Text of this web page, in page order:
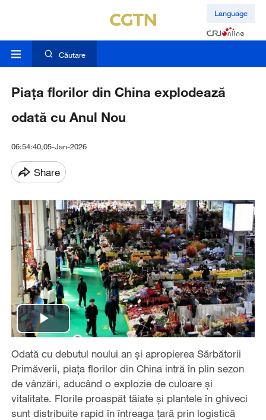
Language
Căutare
Piața florilor din China explodează
odată cu Anul Nou
06:54:40,05-Jan-2026
Share
Play
Video
Odată cu debutul noului an și apropierea Sărbătorii
Primăverii, piața florilor din China intră în plin sezon
de vânzări, aducând o explozie de culoare și
vitalitate. Florile proaspăt tăiate și plantele în ghiveci
sunt distribuite rapid în întreaga țară prin logistică